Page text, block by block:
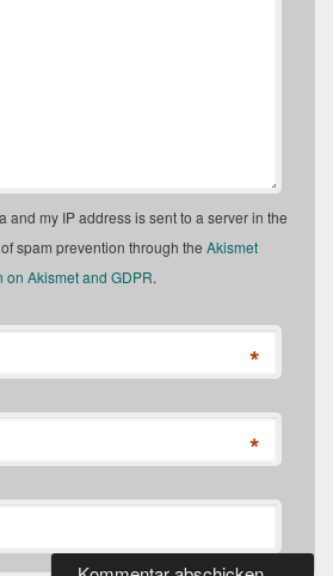
and my IP address is sent to a server in the
spam prevention through the Akismet
on Akismet and GDPR.
*
*